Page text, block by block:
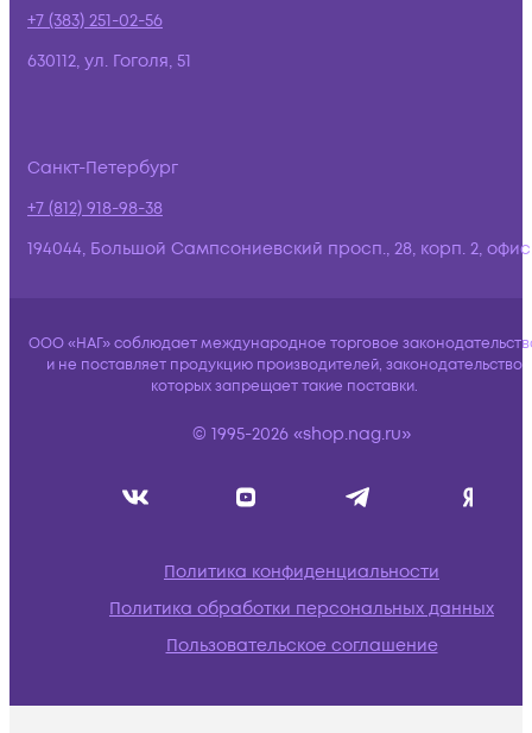
+7 (383) 251-02-56
630112, ул. Гоголя, 51
Санкт-Петербург
+7 (812) 918-98-38
194044, Большой Сампсониевский просп., 28, корп. 2,
ООО «НАГ» соблюдает международное торговое
и не поставляет продукцию производителей, законодательство
которых запрещает такие поставки.
© 1995-2026 «shop.nag.ru»
Политика конфиденциальности
Политика обработки персональных данных
Пользовательское соглашение